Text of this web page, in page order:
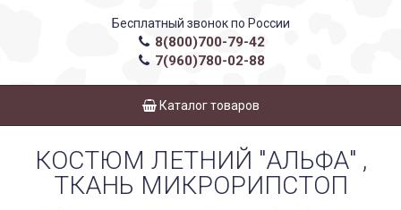
Бесплатный звонок по России
8(800)700-79-42
7(960)780-02-88
Каталог товаров
КОСТЮМ ЛЕТНИЙ "АЛЬФА" ,
ТКАНЬ МИКРОРИПСТОП